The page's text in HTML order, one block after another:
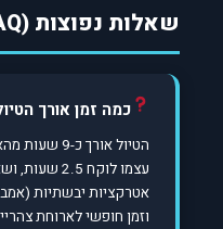
שאלות נפוצות (FAQ)
כמה זמן אורך
הטיול אורך
עצמו לוקח
וזמן חופשי לארוחת